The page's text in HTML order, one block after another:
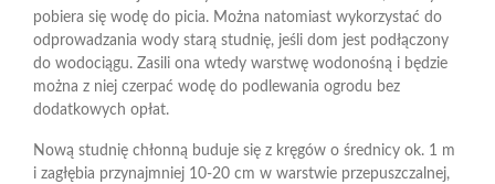
pobiera się wodę do picia. Można natomiast wykorzystać do
odprowadzania wody starą studnię, jeśli dom jest podłączony
do wodociągu. Zasili ona wtedy warstwę wodonośną i będzie
można z niej czerpać wodę do podlewania ogrodu bez
dodatkowych opłat.
Nową studnię chłonną buduje się z kręgów o średnicy ok. 1 m
i zagłębia przynajmniej 10-20 cm w warstwie przepuszczalnej,